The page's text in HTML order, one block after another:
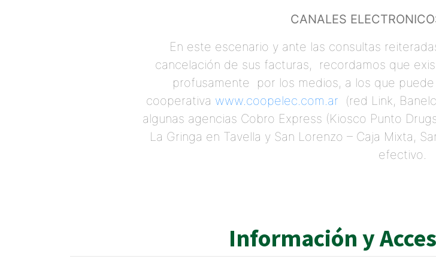
CANALES
En este escenario y ante las consultas
cancelación de sus facturas, recordamos que
profusamente por los medios, a los que
cooperativa www.coopelec.com.ar (red Link,
algunas agencias Cobro Express (Kiosco Punto
La Gringa en Tavella y San Lorenzo – Caja Mixta,
efectivo.
Información y